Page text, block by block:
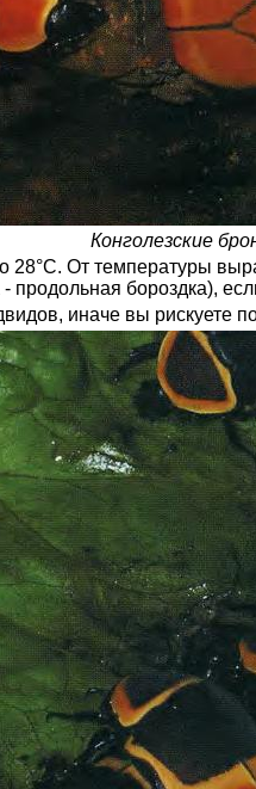
Конголезские
28°С. От температуры
бороздка),
иначе вы рискуете